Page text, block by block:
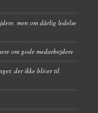
men om dårlig ledelse
om gode medarbejdere
der ikke bliver til